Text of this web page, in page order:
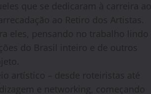
que se dedicaram à carreira ao
ao Retiro dos Artistas.
eles, pensando no trabalho lindo
do Brasil inteiro e de outros
artístico – desde roteiristas até
e networking, começando